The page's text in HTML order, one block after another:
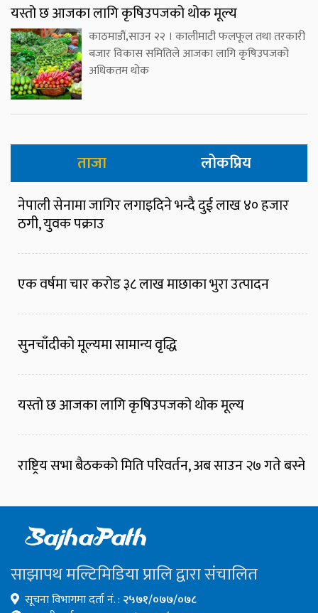
यस्तो छ आजका लागि कृषिउपजको थोक मूल्य
काठमाडौं,साउन २२ । कालीमाटी फलफूल तथा तरकारी
बजार विकास समितिले आजका लागि कृषिउपजको
अधिकतम थोक
ताजा लोकप्रिय
नेपाली सेनामा जागिर लगाइदिने भन्दै दुई लाख ४० हजार
ठगी, युवक पक्राउ
एक वर्षमा चार करोड ३८ लाख माछाका भुरा उत्पादन
सुनचाँदीको मूल्यमा सामान्य वृद्धि
यस्तो छ आजका लागि कृषिउपजको थोक मूल्य
राष्ट्रिय सभा बैठकको मिति परिवर्तन, अब साउन २७ गते बस्ने
साझापथ मल्टिमिडिया प्रालि द्वारा संचालित
सूचना विभागमा दर्ता नं. : २५७१/०७७/०७८